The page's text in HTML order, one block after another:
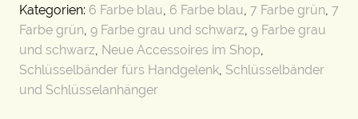
Kategorien: 6 Farbe blau 6 Farbe blau 7 Farbe grün 7
Farbe grün 9 Farbe grau und schwarz 9 Farbe grau
und schwarz Neue Accessoires im Shop
Schlüsselbänder fürs Handgelenk Schlüsselbänder
und Schlüsselanhänger